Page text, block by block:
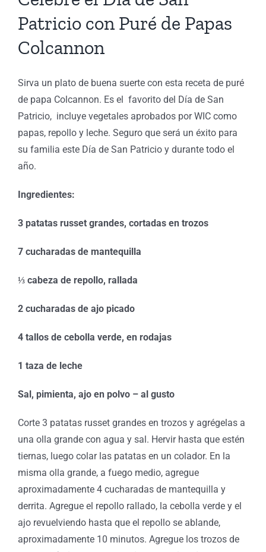
Patricio con Puré de Papas
Colcannon
Sirva un plato de buena suerte con esta receta de puré
de papa Colcannon. Es el favorito del Día de San
Patricio, incluye vegetales aprobados por WIC como
papas, repollo y leche. Seguro que será un éxito para
su familia este Día de San Patricio y durante todo el
año.
Ingredientes:
3 patatas russet grandes, cortadas en trozos
7 cucharadas de mantequilla
⅓ cabeza de repollo, rallada
2 cucharadas de ajo picado
4 tallos de cebolla verde, en rodajas
1 taza de leche
Sal, pimienta, ajo en polvo – al gusto
Corte 3 patatas russet grandes en trozos y agrégelas a
una olla grande con agua y sal. Hervir hasta que estén
tiernas, luego colar las patatas en un colador. En la
misma olla grande, a fuego medio, agregue
aproximadamente 4 cucharadas de mantequilla y
derrita. Agregue el repollo rallado, la cebolla verde y el
ajo revuelviendo hasta que el repollo se ablande,
aproximadamente 10 minutos. Agregue los trozos de